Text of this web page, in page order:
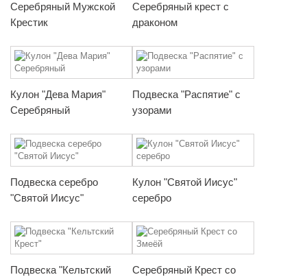
Серебряный Мужской
Крестик
Серебряный крест с
драконом
Кулон "Дева Мария"
Серебряный
Подвеска "Распятие" с
узорами
Подвеска серебро
"Святой Иисус"
Кулон "Святой Иисус"
серебро
Подвеска "Кельтский
Серебряный Крест со